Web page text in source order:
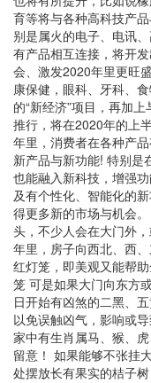
育等将与各种高科技产
别是属火的电子、电讯
有产品相互连接，将开
会、激发2020年里更旺
康保健，眼科、牙科、
的“新经济”项目，再加
推行，将在2020年的上
年里，消费者在各种产
新产品与新功能! 特别是
也能融入新科技，增强
及有个性化、智能化的
得更多新的市场与机会
头，不少人会在大门外
年里，房子向西北、西
红灯笼，即美观又能帮
笼 可是如果大门向东方
日开始有凶煞的二黑、
以免误触凶气，影响或
家中有生肖属马、猴、
留意！ 如果能够不张挂
处摆放长有果实的桔子